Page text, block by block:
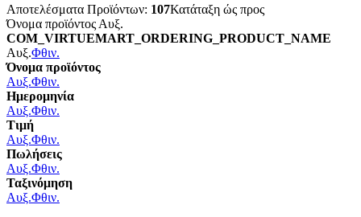
Αποτελέσματα Προϊόντων: 107Κατάταξη ώς προς
Όνομα προϊόντος Αυξ.
COM_VIRTUEMART_ORDERING_PRODUCT_NAME
Αυξ.Φθιν.
Όνομα προϊόντος
Αυξ.Φθιν.
Ημερομηνία
Αυξ.Φθιν.
Τιμή
Αυξ.Φθιν.
Πωλήσεις
Αυξ.Φθιν.
Ταξινόμηση
Αυξ.Φθιν.